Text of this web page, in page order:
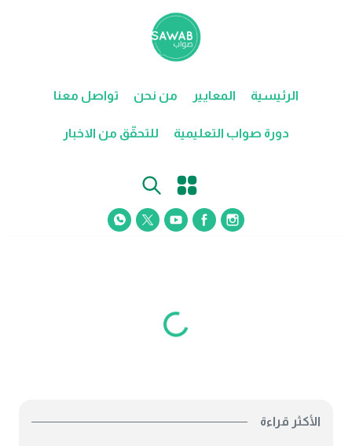
الرئيسية المعايير من نحن تواصل معنا
دورة صواب التعليمية للتحقّق من الاخبار
الأكثر قراءة